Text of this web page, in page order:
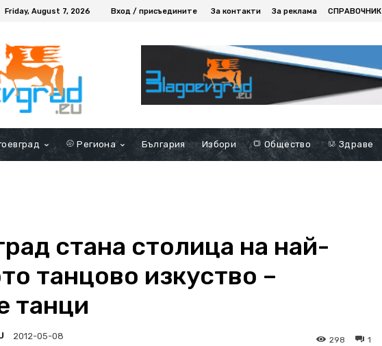
Friday, August 7, 2026 Вход / присъедините За контакти За реклама СПРАВОЧНИК
Региона България Избори Общество Здраве
стана столица на най-
танцово изкуство –
танци
2012-05-08 1
298